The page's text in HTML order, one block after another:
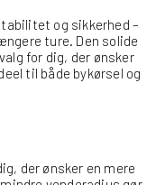
og sikkerhed –
ture. Den solide
for dig, der ønsker
til både bykørsel og
der ønsker en mere